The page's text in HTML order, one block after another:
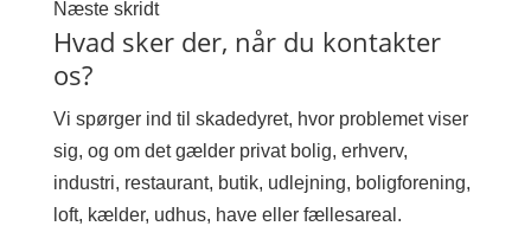
Næste skridt
Hvad sker der, når du kontakter
os?
Vi spørger ind til skadedyret, hvor problemet viser
sig, og om det gælder privat bolig, erhverv,
industri, restaurant, butik, udlejning, boligforening,
loft, kælder, udhus, have eller fællesareal.